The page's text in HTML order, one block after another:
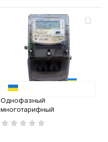
Однофазный
многотарифный
электросчетчик 5А / 60А
Энергомера CE 102-U.2 S7